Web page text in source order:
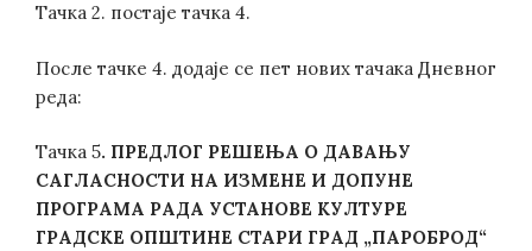
Тачка 2. постаје тачка 4.
После тачке 4. додаје се пет нових тачака Дневног
реда:
Тачка 5. ПРЕДЛОГ РЕШЕЊА О ДАВАЊУ
САГЛАСНОСТИ НА ИЗМЕНЕ И ДОПУНЕ
ПРОГРАМА РАДА УСТАНОВЕ КУЛТУРЕ
ГРАДСКЕ ОПШТИНЕ СТАРИ ГРАД „ПАРОБРОД“